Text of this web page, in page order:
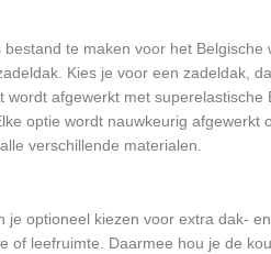
te maken voor het Belgische
Kies je voor een zadeldak,
afgewerkt met superelastische
optie wordt nauwkeurig afgewerkt
verschillende materialen.
optioneel kiezen voor extra dak-
of leefruimte. Daarmee hou je de